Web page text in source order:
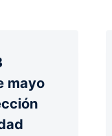
mayo